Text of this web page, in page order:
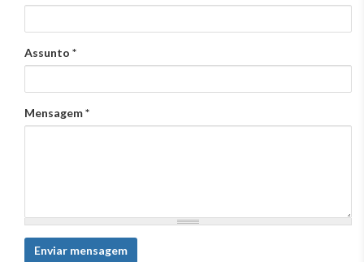
Assunto *
Mensagem*
Enviar mensagem